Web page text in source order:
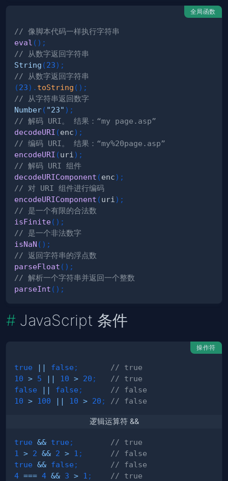
全局函数
// 像脚本代码一样执行字符串
eval ( ) ;
// 从数字返回字符串
String (23) ;
// 从数字返回字符串
(23) . toString ( ) ;
// 从字符串返回数字
Number( "23" ) ;
// 解码 URI。 结果：“my page.asp”
decodeURI (enc) ;
// 编码 URI。 结果：“my%20page.asp”
encodeURI (uri ) ;
// 解码 URI 组件
decodeURIComponent (enc) ;
// 对 URI 组件进行编码
encodeURIComponent (uri ) ;
// 是一个有限的合法数
isFinite( ) ;
// 是一个非法数字
isNaN ( ) ;
// 返回字符串的浮点数
parseFloat ( ) ;
// 解析一个字符串并返回一个整数
parseInt ( ) ;
JavaScript 条件
操作符
true || false ;
// true
10 > 5 || 10 > 20 ;
// true
false
|| false ;
// false
10 > 100 || 10 > 20 ; // false
逻辑运算符 &&
true && true ;
// true
1
> 2 && 2 > 1 ;
// false
true && false ;
// false
4 === 4 && 3 > 1 ; // true